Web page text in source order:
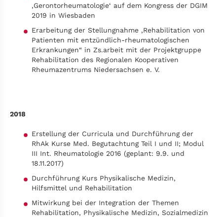
‚Gerontorheumatologie‘ auf dem Kongress der DGIM
2019 in Wiesbaden
Erarbeitung der Stellungnahme ‚Rehabilitation von
Patienten mit entzündlich-rheumatologischen
Erkrankungen“ in Zs.arbeit mit der Projektgruppe
Rehabilitation des Regionalen Kooperativen
Rheumazentrums Niedersachsen e. V.
2018
Erstellung der Curricula und Durchführung der
RhAk Kurse Med. Begutachtung Teil I und II; Modul
III Int. Rheumatologie 2016 (geplant: 9.9. und
18.11.2017)
Durchführung Kurs Physikalische Medizin,
Hilfsmittel und Rehabilitation
Mitwirkung bei der Integration der Themen
Rehabilitation, Physikalische Medizin, Sozialmedizin